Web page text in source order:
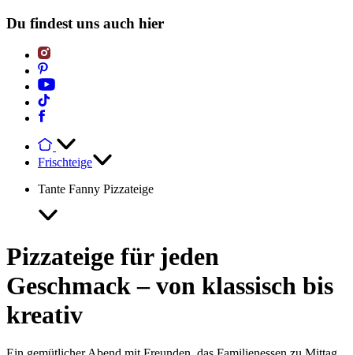
Du findest uns auch hier
Frischteige
Tante Fanny Pizzateige
Pizzateige für jeden
Geschmack – von klassisch bis
kreativ